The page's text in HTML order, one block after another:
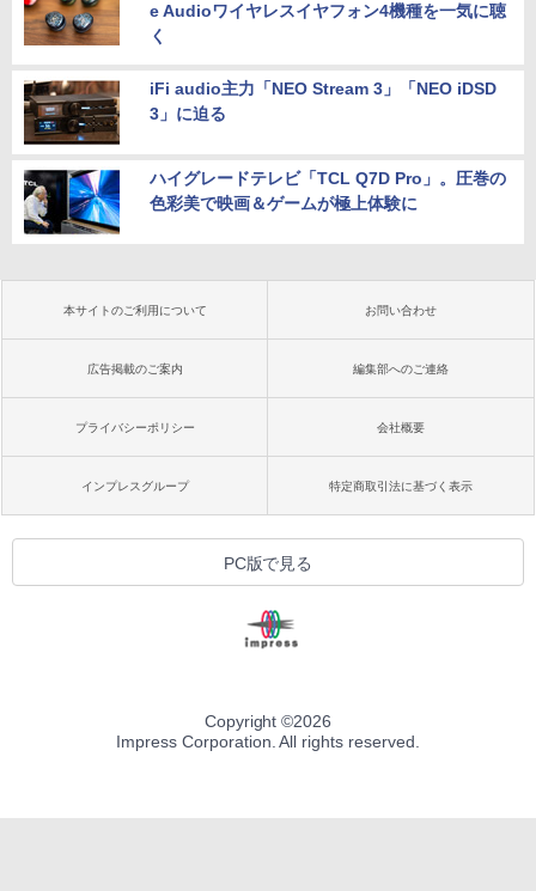
e Audioワイヤレスイヤフォン4機種を一気に聴
く
iFi audio主力「NEO Stream 3」「NEO iDSD
3」に迫る
ハイグレードテレビ「TCL Q7D Pro」。圧巻の
色彩美で映画＆ゲームが極上体験に
本サイトのご利用について お問い合わせ
広告掲載のご案内 編集部へのご連絡
プライバシーポリシー 会社概要
インプレスグループ 特定商取引法に基づく表示
PC版で見る
Copyright ©2026
Impress Corporation. All rights reserved.